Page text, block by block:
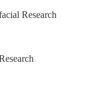
Research